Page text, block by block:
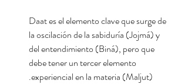
Daat es el elemento clave que surge de
la oscilación de la sabiduría (Jojmá) y
del entendimiento (Biná), pero que
debe tener un tercer elemento
experiencial en la materia (Maljut).